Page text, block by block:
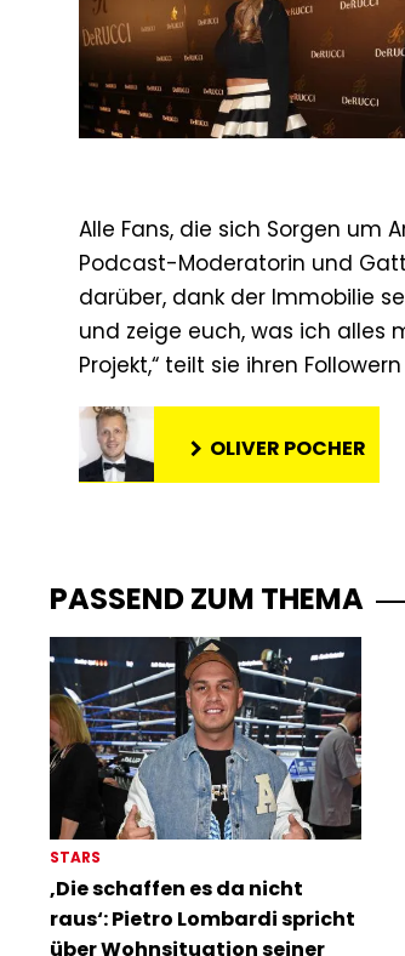
Alle Fans, die sich Sorgen um
Podcast-Moderatorin und
darüber, dank der Immobilie
und zeige euch, was ich alles
Projekt,“ teilt sie ihren
OLIVER POCHER
PASSEND ZUM THEMA
STARS
‚Die schaffen es da nicht
raus‘: Pietro Lombardi spricht
über Wohnsituation seiner